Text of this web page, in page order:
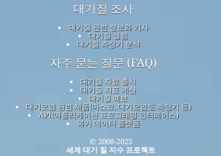
대기질 조사
대기질 관련 정보와 기사
대기질 실험
대기질 측정기 분석
자주 묻는 질문 (FAQ)
대기질 자료 출처
대기질 지표 계산
대기질 예보
대기오염 관련 제품(마스크, 대기오염도 측정기 등)
API(애플리케이션 프로그래밍 인터페이스)
과거 데이터 플랫폼
© 2008-2025
세계 대기 질 지수 프로젝트